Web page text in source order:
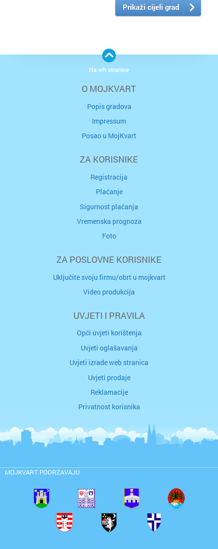
Prikaži cijeli grad
O MOJKVART
Popis gradova
Impressum
Posao u MojKvart
ZA KORISNIKE
Registracija
Plaćanje
Sigurnost plaćanja
Vremenska prognoza
Foto
ZA POSLOVNE KORISNIKE
Uključite svoju firmu/obrt u mojkvart
Video produkcija
UVJETI I PRAVILA
Opći uvjeti korištenja
Uvjeti oglašavanja
Uvjeti izrade web stranica
Uvjeti prodaje
Reklamacije
Privatnost korisnika
MOJKVART PODRŽAVAJU
Na vrh stranice